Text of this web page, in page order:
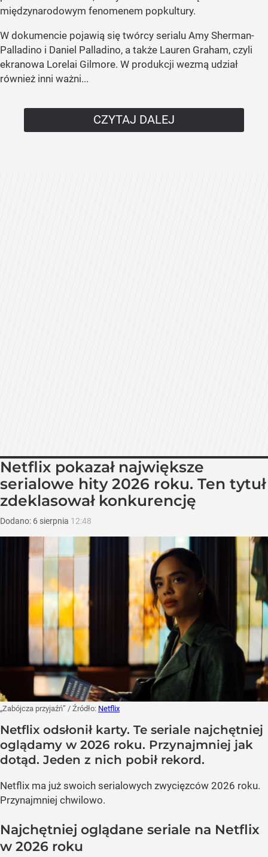
międzynarodowym fenomenem popkultury.
W dokumencie pojawią się twórcy serialu Amy Sherman-
Palladino i Daniel Palladino, a także Lauren Graham, czyli
ekranowa Lorelai Gilmore. W produkcji wezmą udział
również inni ważni...
CZYTAJ DALEJ
Netflix pokazał największe
serialowe hity 2026 roku. Ten tytuł
zdeklasował konkurencję
Dodano: 6 sierpnia 12:48
„Zabójcza przyjaźń” / Źródło: Netflix
Netflix odsłonił karty. Te seriale najchętniej
oglądamy w 2026 roku. Przynajmniej jak
dotąd. Jeden z nich pobił rekord.
Netflix ma już swoich serialowych zwycięzców 2026 roku.
Przynajmniej chwilowo.
Najchętniej oglądane seriale na Netflix
w 2026 roku